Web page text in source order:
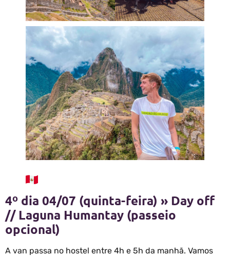
4º dia 04/07 (quinta-feira) » Day off
// Laguna Humantay (passeio
opcional)
A van passa no hostel entre 4h e 5h da manhã. Vamos